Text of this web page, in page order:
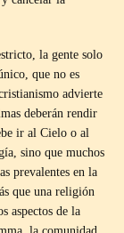
la gente solo
que no es
advierte
deberán rendir
ir al Cielo o al
sino que muchos
prevalentes en la
que una religión
aspectos de la